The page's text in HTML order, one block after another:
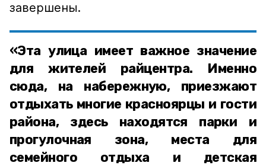
завершены.
«Эта улица имеет важное значение
для жителей райцентра. Именно
сюда, на набережную, приезжают
отдыхать многие красноярцы и гости
района, здесь находятся парки и
прогулочная зона, места для
семейного отдыха и детская